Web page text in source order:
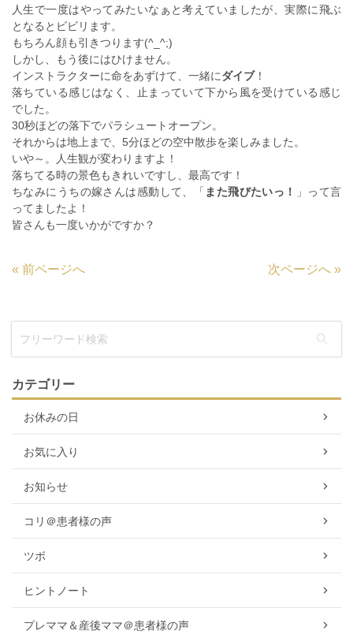
人生で一度はやってみたいなぁと考えていましたが、実際に飛ぶ
となるとビビリます。
もちろん顔も引きつります(^_^;)
しかし、もう後にはひけません。
インストラクターに命をあずけて、一緒にダイブ！
落ちている感じはなく、止まっていて下から風を受けている感じ
でした。
30秒ほどの落下でパラシュートオープン。
それからは地上まで、5分ほどの空中散歩を楽しみました。
いや～。人生観が変わりますよ！
落ちてる時の景色もきれいですし、最高です！
ちなみにうちの嫁さんは感動して、「 また飛びたいっ！
」って言
ってましたよ！
皆さんも一度いかがですか？
« 前ページへ 次ページへ »
カテゴリー
お休みの日
お気に入り
お知らせ
コリ＠患者様の声
ツボ
ヒントノート
プレママ＆産後ママ＠患者様の声